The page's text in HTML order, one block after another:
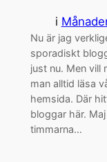
i
Nu är jag
sporadiskt
just nu. Men vill
man alltid läsa
hemsida. Där
bloggar här.
timmarna…